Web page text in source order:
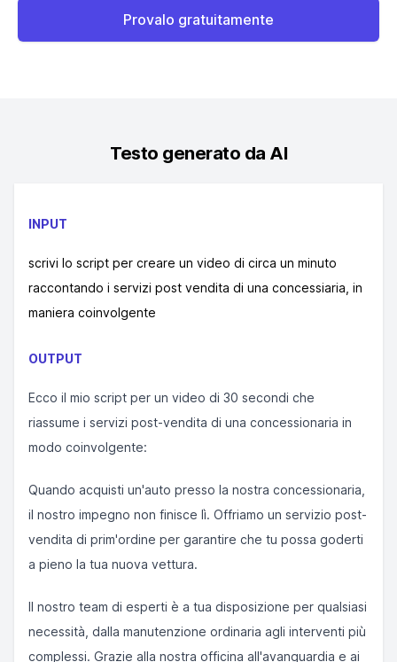
Provalo gratuitamente
Testo generato da AI
INPUT
scrivi lo script per creare un video di circa un minuto
raccontando i servizi post vendita di una concessiaria, in
maniera coinvolgente
OUTPUT
Ecco il mio script per un video di 30 secondi che
riassume i servizi post-vendita di una concessionaria in
modo coinvolgente:
Quando acquisti un'auto presso la nostra concessionaria,
il nostro impegno non finisce lì. Offriamo un servizio post-
vendita di prim'ordine per garantire che tu possa goderti
a pieno la tua nuova vettura.
Il nostro team di esperti è a tua disposizione per qualsiasi
necessità, dalla manutenzione ordinaria agli interventi più
complessi. Grazie alla nostra officina all'avanguardia e ai